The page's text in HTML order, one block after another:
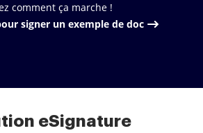
comment ça marche !
signer un exemple de doc
eSignature